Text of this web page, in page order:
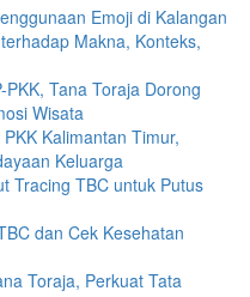
Emoji di Kalangan
Makna, Konteks,
Tana Toraja Dorong
Wisata
Kalimantan Timur,
Keluarga
Tracing TBC untuk Putus
dan Cek Kesehatan
Toraja, Perkuat Tata